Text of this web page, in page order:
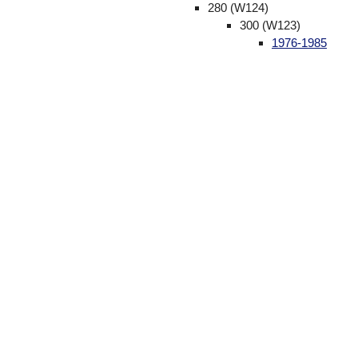
280 (W124)
300 (W123)
1976-1985